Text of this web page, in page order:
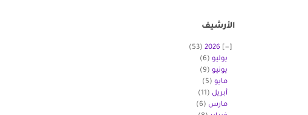
الأرشيف
2026
(53)
يوليو (6)
يونيو (9)
مايو (5)
أبريل (11)
مارس (6)